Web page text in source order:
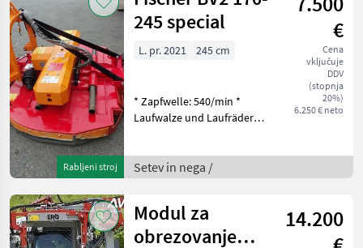
Rabljeni stroj
245 special
€
Cena
vključuje
DDV
(stopnja
20%)
6.250 € neto
L. pr. 2021 245 cm
* Zapfwelle: 540/min *
Laufwalze und Laufräder
verstellbar (max. 60 cm) *
Kettenschürzen vorne und
Setev in nega /
Modul za
obrezovanje
14.200